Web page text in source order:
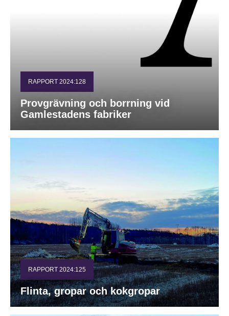
RAPPORT 2024:128
Provgrävning och borrning vid
Gamlestadens fabriker
RAPPORT 2024:125
Flinta, gropar och kokgropar